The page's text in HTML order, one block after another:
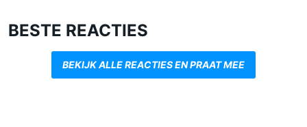
BESTE REACTIES
BEKIJK ALLE REACTIES EN PRAAT MEE